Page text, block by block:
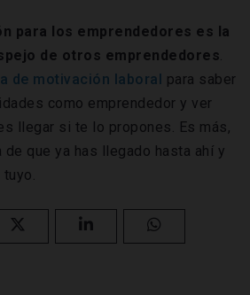
para los emprendedores es la
de otros emprendedores.
de motivación laboral para saber
como emprendedor y ver
llegar si te lo propones. Es más,
que ya has llegado hasta ahí y